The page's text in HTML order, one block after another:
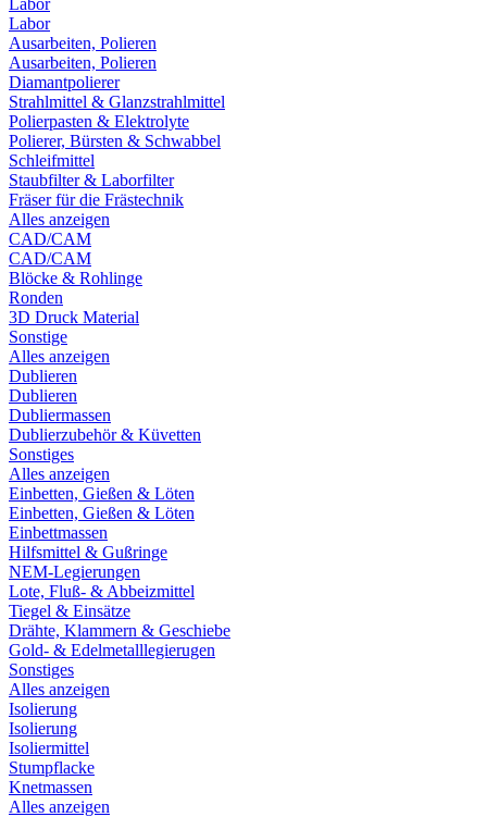
Labor
Labor
Ausarbeiten, Polieren
Ausarbeiten, Polieren
Diamantpolierer
Strahlmittel & Glanzstrahlmittel
Polierpasten & Elektrolyte
Polierer, Bürsten & Schwabbel
Schleifmittel
Staubfilter & Laborfilter
Fräser für die Frästechnik
Alles anzeigen
CAD/CAM
CAD/CAM
Blöcke & Rohlinge
Ronden
3D Druck Material
Sonstige
Alles anzeigen
Dublieren
Dublieren
Dubliermassen
Dublierzubehör & Küvetten
Sonstiges
Alles anzeigen
Einbetten, Gießen & Löten
Einbetten, Gießen & Löten
Einbettmassen
Hilfsmittel & Gußringe
NEM-Legierungen
Lote, Fluß- & Abbeizmittel
Tiegel & Einsätze
Drähte, Klammern & Geschiebe
Gold- & Edelmetalllegierugen
Sonstiges
Alles anzeigen
Isolierung
Isolierung
Isoliermittel
Stumpflacke
Knetmassen
Alles anzeigen